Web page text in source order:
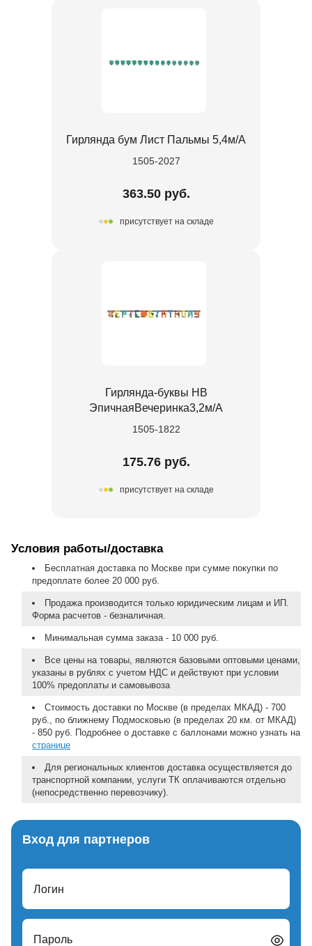
Гирлянда бум Лист Пальмы 5,4м/А
1505-2027
363.50 руб.
присутствует на складе
Гирлянда-буквы HB
ЭпичнаяВечеринка3,2м/А
1505-1822
175.76 руб.
присутствует на складе
Условия работы/доставка
Бесплатная доставка по Москве при сумме покупки по
предоплате более 20 000 руб.
Продажа производится только юридическим лицам и ИП.
Форма расчетов - безналичная.
Минимальная сумма заказа - 10 000 руб.
Все цены на товары, являются базовыми оптовыми ценами,
указаны в рублях с учетом НДС и действуют при условии
100% предоплаты и самовывоза
Стоимость доставки по Москве (в пределах МКАД) - 700
руб., по ближнему Подмосковью (в пределах 20 км. от МКАД)
- 850 руб. Подробнее о доставке с баллонами можно узнать на
странице
Для региональных клиентов доставка осуществляется до
транспортной компании, услуги ТК оплачиваются отдельно
(непосредственно перевозчику).
Вход для партнеров
Логин
Пароль